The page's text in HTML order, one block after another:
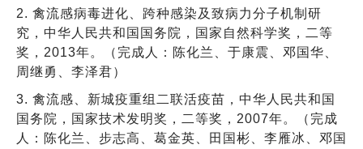
2. 禽流感病毒进化、跨种感染及致病力分子机制研
究，中华人民共和国国务院，国家自然科学奖，二等
奖，2013年。（完成人：陈化兰、于康震、邓国华、
周继勇、李泽君）
3. 禽流感、新城疫重组二联活疫苗，中华人民共和国
国务院，国家技术发明奖，二等奖，2007年。（完成
人：陈化兰、步志高、葛金英、田国彬、李雁冰、邓国